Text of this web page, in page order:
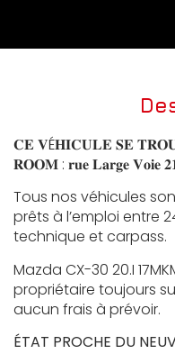
𝐂𝐄 𝐕É𝐇𝐈𝐂𝐔𝐋𝐄 𝐒𝐄
𝐑𝐎𝐎𝐌 : 𝐫𝐮𝐞 𝐋𝐚𝐫𝐠𝐞 𝐕𝐨𝐢𝐞
Tous nos véhicules
prêts à l’emploi entre
technique et carpass.
Mazda CX-30 20.I
propriétaire toujours
aucun frais à prévoir.
ÉTAT PROCHE DU